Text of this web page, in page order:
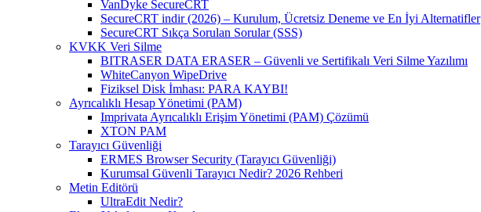
VanDyke SecureCRT
SecureCRT indir (2026) – Kurulum, Ücretsiz Deneme ve En İyi Alternatifler
SecureCRT Sıkça Sorulan Sorular (SSS)
KVKK Veri Silme
BITRASER DATA ERASER – Güvenli ve Sertifikalı Veri Silme Yazılımı
WhiteCanyon WipeDrive
Fiziksel Disk İmhası: PARA KAYBI!
Ayrıcalıklı Hesap Yönetimi (PAM)
Imprivata Ayrıcalıklı Erişim Yönetimi (PAM) Çözümü
XTON PAM
Tarayıcı Güvenliği
ERMES Browser Security (Tarayıcı Güvenliği)
Kurumsal Güvenli Tarayıcı Nedir? 2026 Rehberi
Metin Editörü
UltraEdit Nedir?